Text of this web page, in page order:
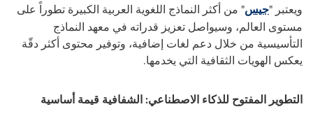
ويعتبر "جيس" من أكثر النماذج اللغوية العربية الكبيرة تطوراً على
مستوى العالم، وسيواصل تعزيز قدراته في معهد النماذج
التأسيسية من خلال دعم لغات إضافية، وتوفير محتوى أكثر دقّة
يعكس الهويات الثقافية التي يخدمها.
التطوير المفتوح للذكاء الاصطناعي: الشفافية قيمة أساسية